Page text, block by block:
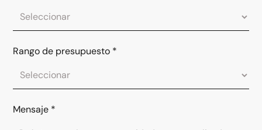
Rango de presupuesto *
Mensaje *